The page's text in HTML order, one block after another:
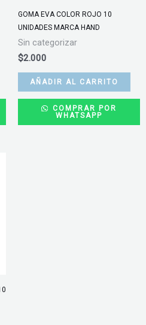
GOMA EVA COLOR ROJO 10
UNIDADES MARCA HAND
Sin categorizar
$2.000
AÑADIR AL CARRITO
COMPRAR POR
WHATSAPP